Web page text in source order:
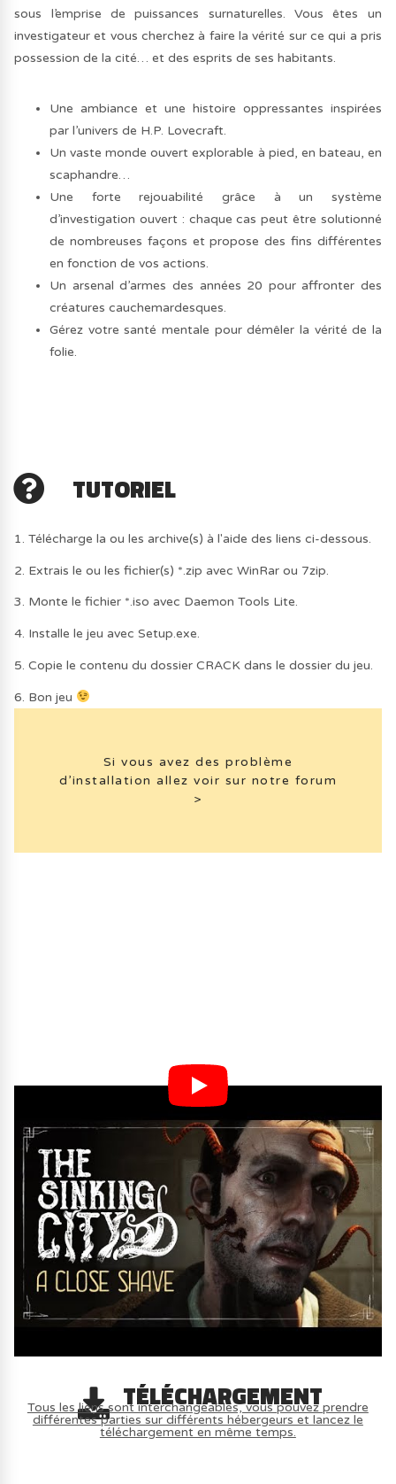
sous l’emprise de puissances surnaturelles. Vous êtes un
investigateur et vous cherchez à faire la vérité sur ce qui a pris
possession de la cité… et des esprits de ses habitants.
Une ambiance et une histoire oppressantes inspirées
par l’univers de H.P. Lovecraft.
Un vaste monde ouvert explorable à pied, en bateau, en
scaphandre…
Une forte rejouabilité grâce à un système
d’investigation ouvert : chaque cas peut être solutionné
de nombreuses façons et propose des fins différentes
en fonction de vos actions.
Un arsenal d’armes des années 20 pour affronter des
créatures cauchemardesques.
Gérez votre santé mentale pour démêler la vérité de la
folie.
TUTORIEL
1. Télécharge la ou les archive(s) à l'aide des liens ci-dessous.
2. Extrais le ou les fichier(s) *.zip avec WinRar ou 7zip.
3. Monte le fichier *.iso avec Daemon Tools Lite.
4. Installe le jeu avec Setup.exe.
5. Copie le contenu du dossier CRACK dans le dossier du jeu.
6. Bon jeu
Si vous avez des problème
d’installation allez voir sur notre forum
>
TÉLÉCHARGEMENT
Tous les liens sont interchangeables, vous pouvez prendre
différentes parties sur différents hébergeurs et lancez le
téléchargement en même temps.